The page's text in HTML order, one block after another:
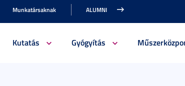
Munkatársaknak ALUMNI
Kutatás Gyógyítás